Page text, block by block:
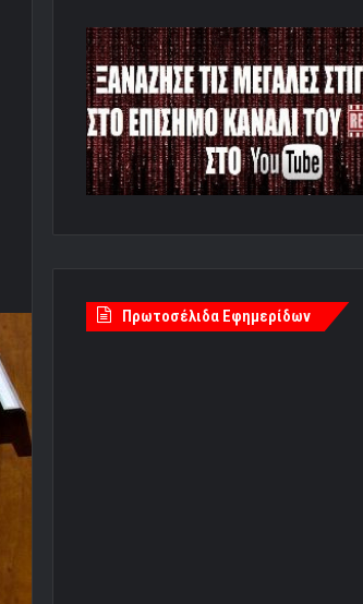
Πρωτοσέλιδα Εφημερίδων